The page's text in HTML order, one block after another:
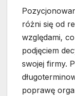
różni się od
względami,
podjęciem
swojej firmy.
poprawę